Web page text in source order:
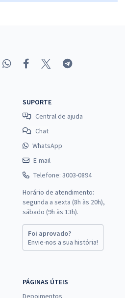
SUPORTE
Central de ajuda
Chat
WhatsApp
E-mail
Telefone: 3003-0894
Horário de atendimento:
segunda a sexta (8h às 20h),
sábado (9h às 13h).
Foi aprovado?
Envie-nos a sua história!
PÁGINAS ÚTEIS
Depoimentos